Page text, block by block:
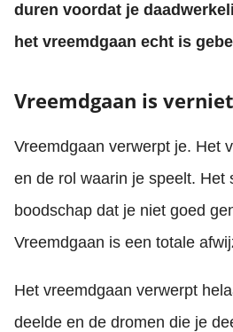
duren voordat je
het vreemdgaan echt is
Vreemdgaan is
Vreemdgaan verwerpt je. Het
en de rol waarin je speelt. Het
boodschap dat je niet goed
Vreemdgaan is een totale
Het vreemdgaan verwerpt
deelde en de dromen die je